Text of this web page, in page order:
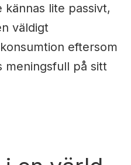
lite passivt,
väldigt
eftersom
meningsfull på sitt